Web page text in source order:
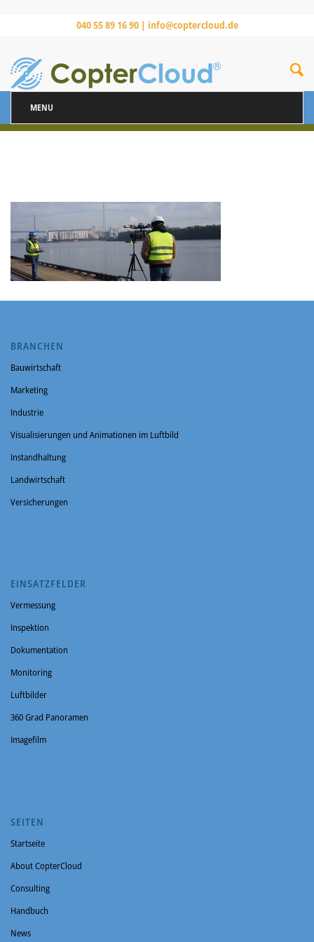
040 55 89 16 90 | info@coptercloud.de
MENU
BRANCHEN
Bauwirtschaft
Marketing
Industrie
Visualisierungen und Animationen im Luftbild
Instandhaltung
Landwirtschaft
Versicherungen
EINSATZFELDER
Vermessung
Inspektion
Dokumentation
Monitoring
Luftbilder
360 Grad Panoramen
Imagefilm
SEITEN
Startseite
About CopterCloud
Consulting
Handbuch
News